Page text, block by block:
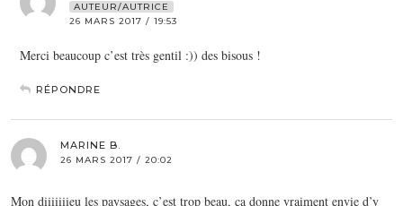
AUTEUR/AUTRICE
26 MARS 2017 / 19:53
Merci beaucoup c’est très gentil :)) des bisous !
RÉPONDRE
MARINE B.
26 MARS 2017 / 20:02
Mon diiiiiiieu les paysages, c’est trop beau, ça donne vraiment envie d’y